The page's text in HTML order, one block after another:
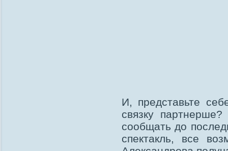
И, представьте
связку
сообщать до
спектакль, все